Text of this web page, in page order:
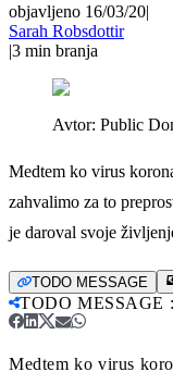
objavljeno 16/03/20|
Sarah Robsdottir
|3 min branja
Avtor: Public
Medtem ko virus
zahvalimo za to
je daroval svoje
TODO MESSAGE
TODO MESSAGE :
Medtem ko virus